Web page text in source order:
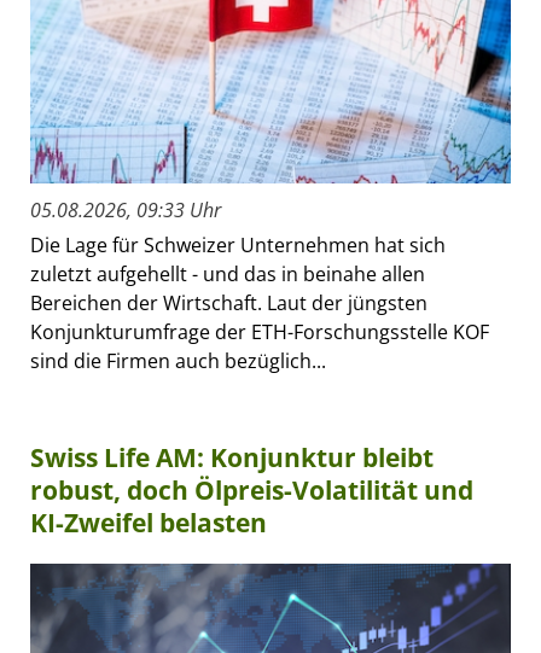
05.08.2026, 09:33 Uhr
Die Lage für Schweizer Unternehmen hat sich
zuletzt aufgehellt - und das in beinahe allen
Bereichen der Wirtschaft. Laut der jüngsten
Konjunkturumfrage der ETH-Forschungsstelle KOF
sind die Firmen auch bezüglich...
Swiss Life AM: Konjunktur bleibt
robust, doch Ölpreis-Volatilität und
KI-Zweifel belasten